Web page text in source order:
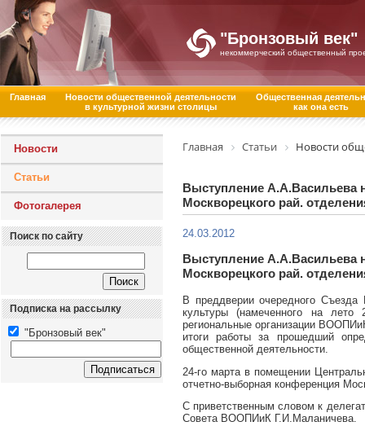
"Бронзовый век"
некоммерческий общественный
Главная
Новости общественной деятельности
в культурной жизни столицы
Общественная
как она есть
Новости
Статьи
Фотогалерея
Поиск по сайту
Подписка на рассылку
"Бронзовый век"
Главная Статьи Новости
Выступление А.А.Васильева
Москворецкого рай.
24.03.2012
Выступление А.А.Васильева
Москворецкого рай.
В преддверии очередного Съезда
культуры (намеченного на лето
региональные организации
итоги работы за прошедший
общественной деятельности.
24-го марта в помещении
отчетно-выборная конференция
С приветственным словом к
Совета ВООПИиК Г.И.Маланичева.